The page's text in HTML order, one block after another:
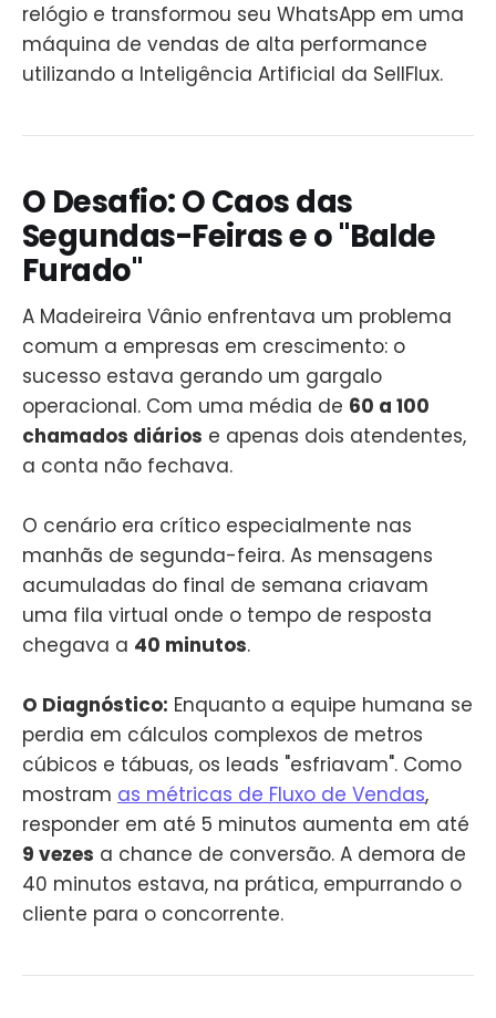
relógio e transformou seu WhatsApp em uma
máquina de vendas de alta performance
utilizando a Inteligência Artificial da SellFlux.
O Desafio: O Caos das
Segundas-Feiras e o "Balde
Furado"
A Madeireira Vânio enfrentava um problema
comum a empresas em crescimento: o
sucesso estava gerando um gargalo
operacional. Com uma média de 60 a 100
chamados diários e apenas dois atendentes,
a conta não fechava.
O cenário era crítico especialmente nas
manhãs de segunda-feira. As mensagens
acumuladas do final de semana criavam
uma fila virtual onde o tempo de resposta
chegava a 40 minutos.
O Diagnóstico: Enquanto a equipe humana se
perdia em cálculos complexos de metros
cúbicos e tábuas, os leads "esfriavam". Como
mostram as métricas de Fluxo de Vendas,
responder em até 5 minutos aumenta em até
9 vezes a chance de conversão. A demora de
40 minutos estava, na prática, empurrando o
cliente para o concorrente.